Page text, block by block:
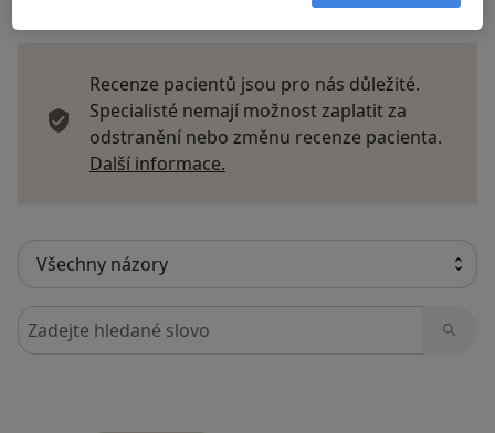
Recenze pacientů jsou pro nás důležité.
Specialisté nemají možnost zaplatit za
odstranění nebo změnu recenze pacienta.
Další informace.
Hledejte v názorech